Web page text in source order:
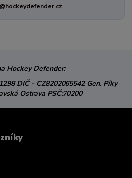
Hockey Defender:
DIČ - CZ8202065542 Gen. Píky
Ostrava PSČ:70200